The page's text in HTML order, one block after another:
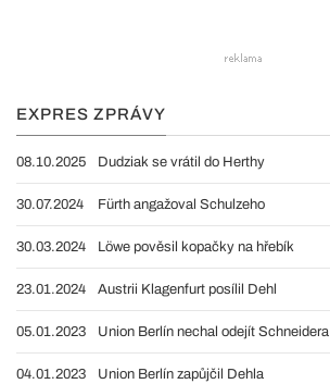
EXPRES ZPRÁVY
08.10.2025 Dudziak se vrátil do Herthy
30.07.2024 Fürth angažoval Schulzeho
30.03.2024 Löwe pověsil kopačky na hřebík
23.01.2024 Austrii Klagenfurt posílil Dehl
05.01.2023 Union Berlín nechal odejít Schneidera
04.01.2023 Union Berlín zapůjčil Dehla